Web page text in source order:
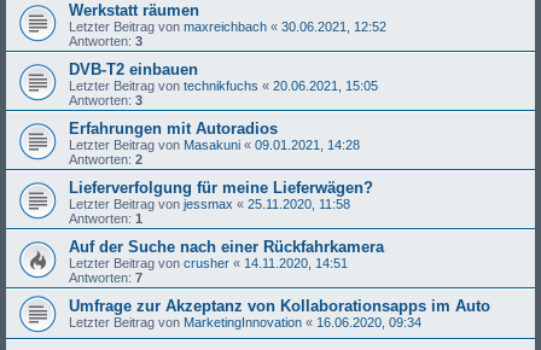
Werkstatt räumen
Letzter Beitrag von maxreichbach « 30.06.2021, 12:52
Antworten: 3
DVB-T2 einbauen
Letzter Beitrag von technikfuchs « 20.06.2021, 15:05
Antworten: 3
Erfahrungen mit Autoradios
Letzter Beitrag von Masakuni « 09.01.2021, 14:28
Antworten: 2
Lieferverfolgung für meine Lieferwägen?
Letzter Beitrag von jessmax « 25.11.2020, 11:58
Antworten: 1
Auf der Suche nach einer Rückfahrkamera
Letzter Beitrag von crusher « 14.11.2020, 14:51
Antworten: 7
Umfrage zur Akzeptanz von Kollaborationsapps im Auto
Letzter Beitrag von MarketingInnovation « 16.06.2020, 09:34